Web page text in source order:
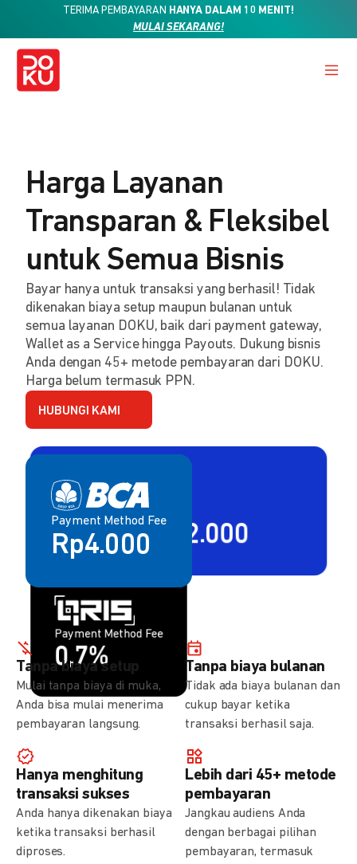
TERIMA PEMBAYARAN HANYA DALAM 10 MENIT!
MULAI SEKARANG!
Harga Layanan
Transparan & Fleksibel
untuk Semua Bisnis
Bayar hanya untuk transaksi yang berhasil! Tidak
dikenakan biaya setup maupun bulanan untuk
semua layanan DOKU, baik dari payment gateway,
Wallet as a Service hingga Payouts. Dukung bisnis
Anda dengan 45+ metode pembayaran dari DOKU.
Harga belum termasuk PPN.
HUBUNGI KAMI
Payment Method Fee
Rp4.000
Payment Method Fee
2,80% + Rp2.000
Payment Method Fee
0,7%
Payment Method Fee
1,5%
Tanpa biaya setup
Mulai tanpa biaya di muka,
Anda bisa mulai menerima
pembayaran langsung.
Tanpa biaya bulanan
Tidak ada biaya bulanan dan
cukup bayar ketika
transaksi berhasil saja.
Hanya menghitung
transaksi sukses
Anda hanya dikenakan biaya
ketika transaksi berhasil
diproses.
Lebih dari 45+ metode
pembayaran
Jangkau audiens Anda
dengan berbagai pilihan
pembayaran, termasuk